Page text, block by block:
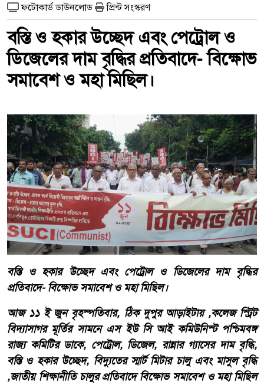
ফটোকার্ড ডাউনলোড
প্রিন্ট সংস্করণ
বস্তি ও হকার উচ্ছেদ এবং পেট্রোল ও
ডিজেলের দাম বৃদ্ধির প্রতিবাদে- বিক্ষোভ
সমাবেশ ও মহা মিছিল।
বস্তি ও হকার উচ্ছেদ এবং পেট্রোল ও ডিজেলের দাম বৃদ্ধির
প্রতিবাদে- বিক্ষোভ সমাবেশ ও মহা মিছিল।
আজ ১১ ই জুন বৃহস্পতিবার, ঠিক দুপুর আড়াইটায় ,কলেজ স্ট্রিট
বিদ্যাসাগর মূর্তির সামনে এস ইউ সি আই কমিউনিস্ট পশ্চিমবঙ্গ
রাজ্য কমিটির ডাকে, পেট্রোল, ডিজেল, রান্নার গ্যাসের দাম বৃদ্ধি,
বস্তি ও হকার উচ্ছেদ, বিদ্যুতের স্মার্ট মিটার চালু এবং মাসুল বৃদ্ধি
,জাতীয় শিক্ষানীতি চালুর প্রতিবাদে বিক্ষোভ সমাবেশ ও মহা মিছিল